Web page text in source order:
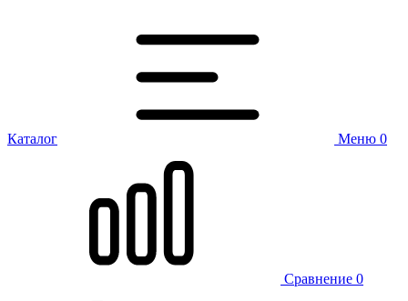
Каталог Меню 0
Сравнение 0